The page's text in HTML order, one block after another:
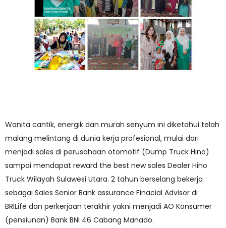
Wanita cantik, energik dan murah senyum ini diketahui telah
malang melintang di dunia kerja profesional, mulai dari
menjadi sales di perusahaan otomotif (Dump Truck Hino)
sampai mendapat reward the best new sales Dealer Hino
Truck Wilayah Sulawesi Utara. 2 tahun berselang bekerja
sebagai Sales Senior Bank assurance Finacial Advisor di
BRILife dan perkerjaan terakhir yakni menjadi AO Konsumer
(pensiunan) Bank BNI 46 Cabang Manado.